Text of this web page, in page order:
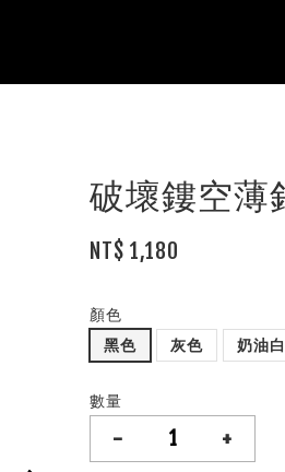
破壞鏤空薄
NT$ 1,180
顏色
黑色
灰色 奶油白
數量
- +